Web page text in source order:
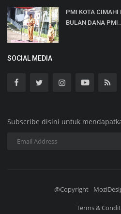
PMI KOTA CIMAHI
BULAN DANA PMI...
SOCIAL MEDIA
Subscribe disini untuk
@Copyright -
Terms &